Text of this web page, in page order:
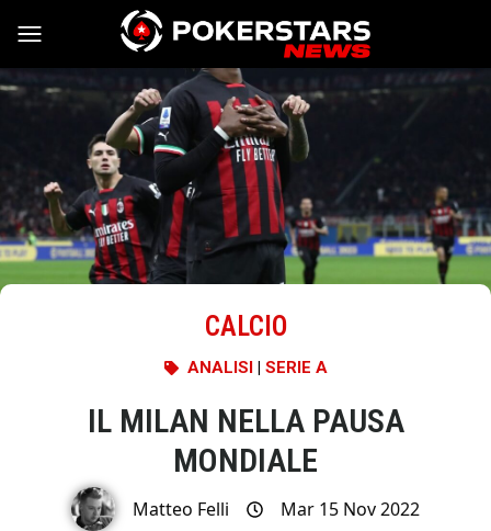
Vai al contenuto
CALCIO
ANALISI| SERIE A
IL MILAN NELLA PAUSA
MONDIALE
Matteo Felli Mar 15 Nov 2022